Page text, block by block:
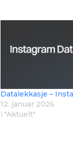
Datalekkasje –
12. januar 2026
i "Aktuelt"